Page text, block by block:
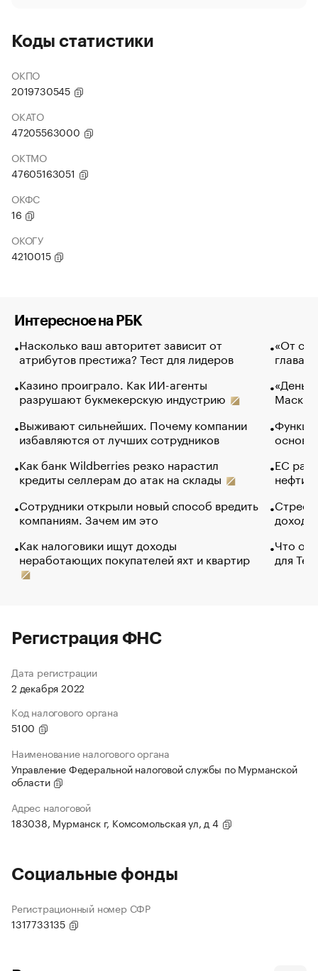
Коды статистики
ОКПО
2019730545
ОКАТО
47205563000
ОКТМО
47605163051
ОКФС
16
ОКОГУ
4210015
Интересное на РБК
Насколько ваш авторитет зависит от
атрибутов престижа? Тест для лидеров
Казино проиграло. Как ИИ-агенты
разрушают букмекерскую индустрию
Выживают сильнейших. Почему компании
избавляются от лучших сотрудников
Как банк Wildberries резко нарастил
кредиты селлерам до атак на склады
Сотрудники открыли новый способ вредить
компаниям. Зачем им это
Как налоговики ищут доходы
неработающих покупателей яхт и квартир
«От
глава
Маск в
основ
ЕС
нефти
Что
для
Регистрация ФНС
Дата регистрации
2 декабря 2022
Код налогового органа
5100
Наименование налогового органа
Управление Федеральной налоговой службы по Мурманской
области
Адрес налоговой
183038, Мурманск г, Комсомольская ул, д 4
Социальные фонды
Регистрационный номер СФР
1317733135